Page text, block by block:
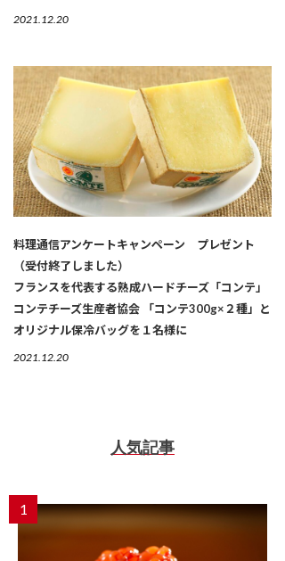
2021.12.20
料理通信アンケートキャンペーン プレゼント
（受付終了しました）
フランスを代表する熟成ハードチーズ「コンテ」
コンテチーズ生産者協会 「コンテ300g×２種」と
オリジナル保冷バッグを１名様に
2021.12.20
人気記事
1